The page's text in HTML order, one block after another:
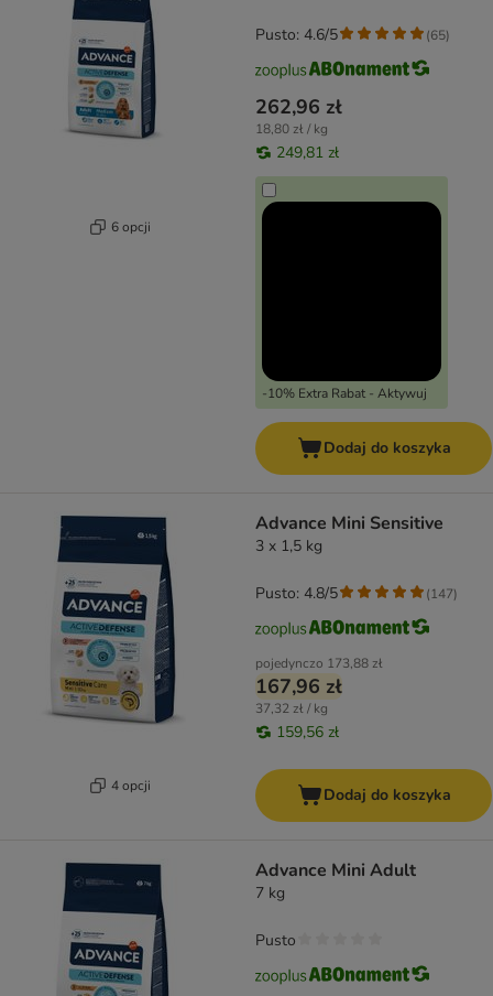
6 opcji
262,96 zł
18,80 zł / kg
249,81 zł
-10% Extra Rabat - Aktywuj
Pusto: 4.6/5 (65)
Dodaj do koszyka
4 opcji
Advance Mini Sensitive
3 x 1,5 kg
pojedynczo 173,88 zł
167,96 zł
37,32 zł / kg
159,56 zł
Pusto: 4.8/5 (147)
Dodaj do koszyka
Advance Mini Adult
7 kg
Pusto